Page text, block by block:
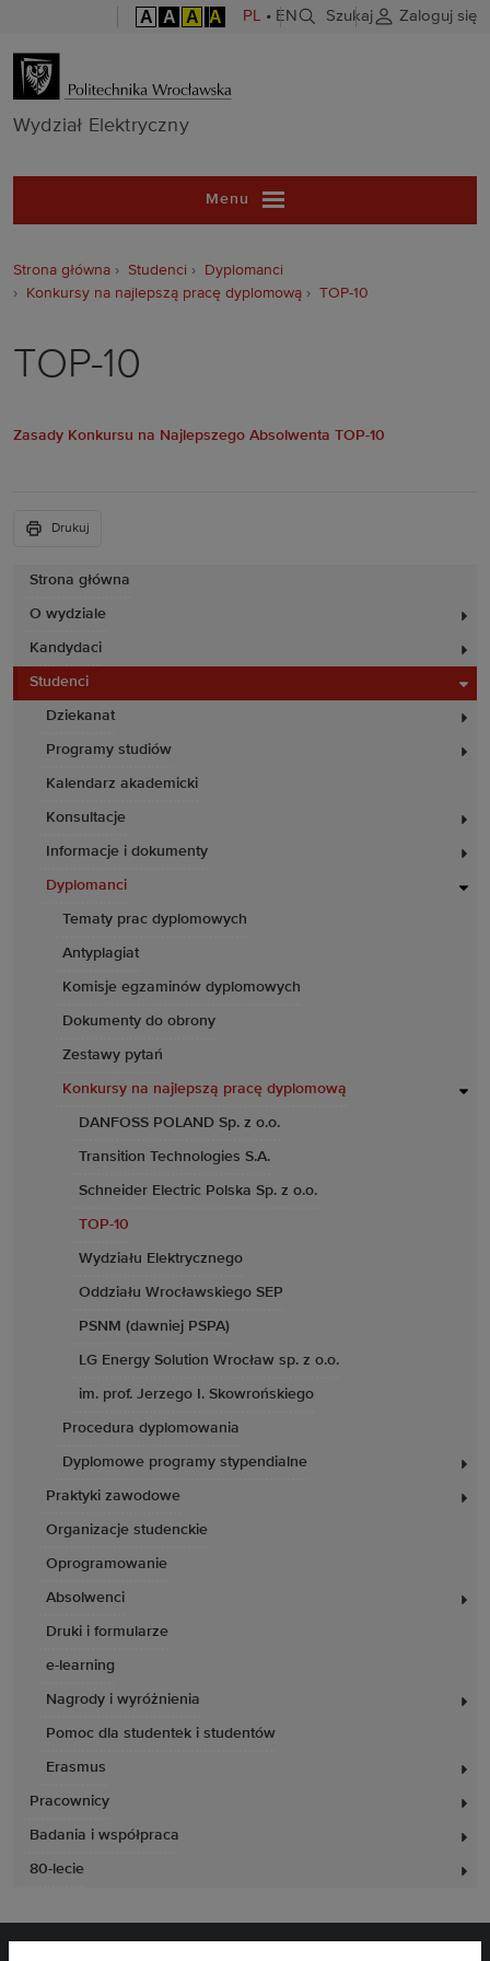
A A A A PL • EN Szukaj Zaloguj się
Wydział
Wydział Elektryczny
Menu
Strona główna
O wydziale
Kandydaci
Studenci
Dziekanat
Programy studiów
Kalendarz akademicki
Konsultacje
Informacje i dokumenty
Dyplomanci
Tematy prac dyplomowych
Antyplagiat
Komisje egzaminów dyplomowych
Dokumenty do obrony
Zestawy pytań
Konkursy na najlepszą pracę dyplomową
DANFOSS POLAND Sp. z o.o.
Transition Technologies S.A.
Schneider Electric Polska Sp. z o.o.
TOP-10
Wydziału Elektrycznego
Oddziału Wrocławskiego SEP
PSNM (dawniej PSPA)
LG Energy Solution Wrocław sp. z o.o.
im. prof. Jerzego I. Skowrońskiego
Procedura dyplomowania
Dyplomowe programy stypendialne
Praktyki zawodowe
Organizacje studenckie
Oprogramowanie
Absolwenci
Druki i formularze
e-learning
Nagrody i wyróżnienia
Pomoc dla studentek i studentów
Erasmus
Pracownicy
Badania i współpraca
80-lecie
Strona główna Studenci
Dyplomanci
Konkursy na najlepszą pracę dyplomową
TOP-10
TOP-10
Zasady Konkursu na Najlepszego Absolwenta TOP-10
Drukuj